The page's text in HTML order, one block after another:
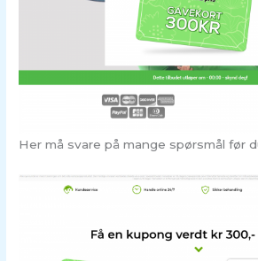
Her må svare på mange spørsmål før